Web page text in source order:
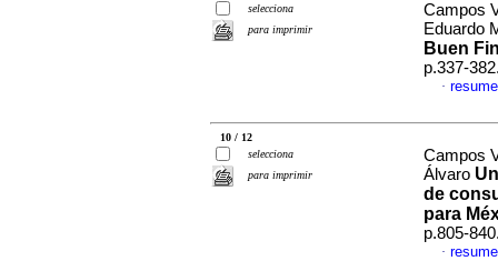
selecciona
para imprimir
Campos
Eduardo
Buen
p.337-
·
10 / 12
selecciona
para imprimir
Campos
Álvaro
de
para
p.805-
·